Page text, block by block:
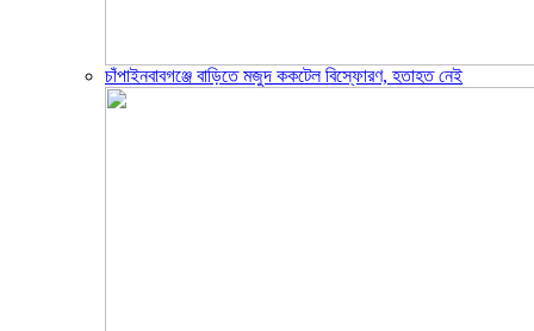
চাঁপাইনবাবগঞ্জে বাড়িতে মজুদ ককটেল বিস্ফোরণ, হতাহত নেই